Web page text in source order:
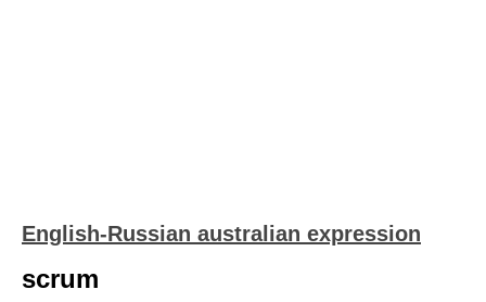
English-Russian australian expression
scrum